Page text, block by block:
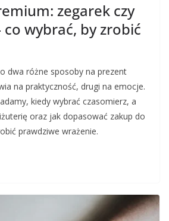
zegarek czy
wybrać, by zrobić
dwa różne sposoby na prezent
na praktyczność, drugi na emocje.
kiedy wybrać czasomierz, a
oraz jak dopasować zakup do
prawdziwe wrażenie.